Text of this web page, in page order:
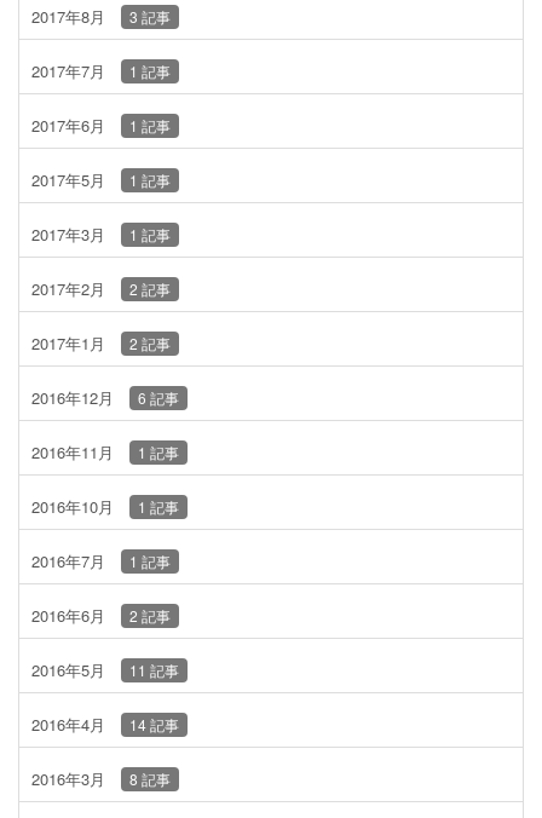
2017年8月 3 記事
2017年7月 1 記事
2017年6月 1 記事
2017年5月 1 記事
2017年3月 1 記事
2017年2月 2 記事
2017年1月 2 記事
2016年12月 6 記事
2016年11月 1 記事
2016年10月 1 記事
2016年7月 1 記事
2016年6月 2 記事
2016年5月 11 記事
2016年4月 14 記事
2016年3月 8 記事